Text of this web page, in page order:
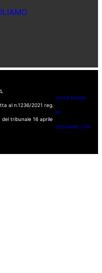
al n.1236/2021 reg.
tribunale 16 aprile
UI AND DESIGN
BY
GIUDANSKY.COM